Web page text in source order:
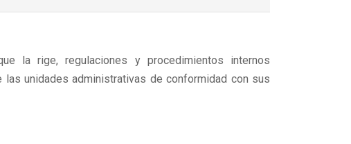
la rige, regulaciones y procedimientos internos
unidades administrativas de conformidad con sus